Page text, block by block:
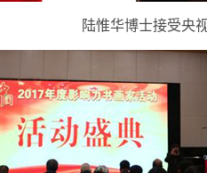
陆惟华博士接受央